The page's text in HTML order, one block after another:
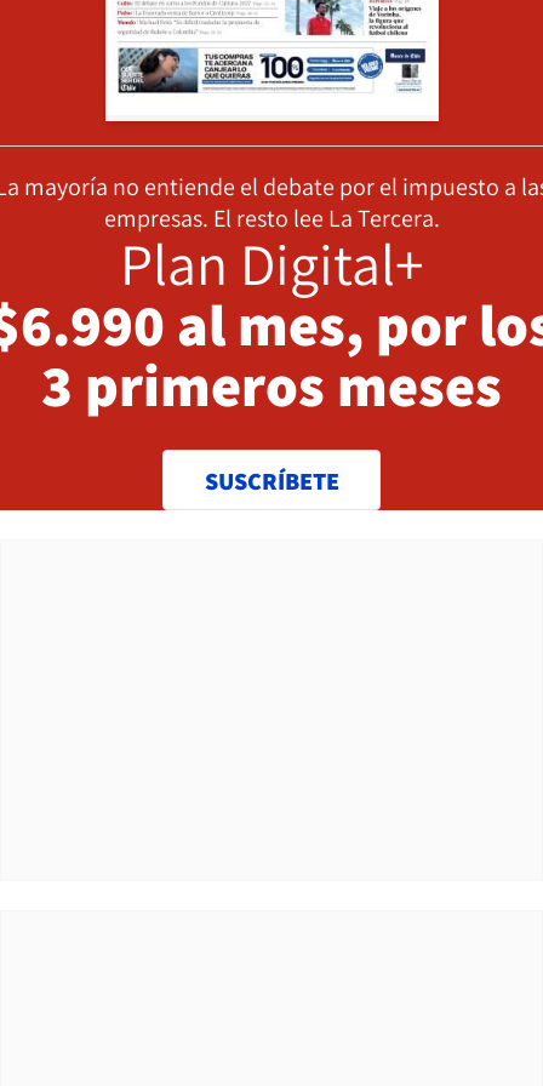
mayoría no entiende el debate por el impuesto a
empresas. El resto lee La Tercera.
Plan Digital+
al mes, por
3 primeros meses
SUSCRÍBETE